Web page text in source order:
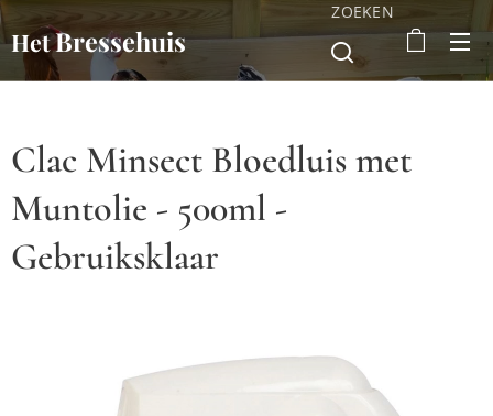
HetBressehuis
ZOEKEN
Clac Minsect Bloedluis met
Muntolie - 500ml -
Gebruiksklaar